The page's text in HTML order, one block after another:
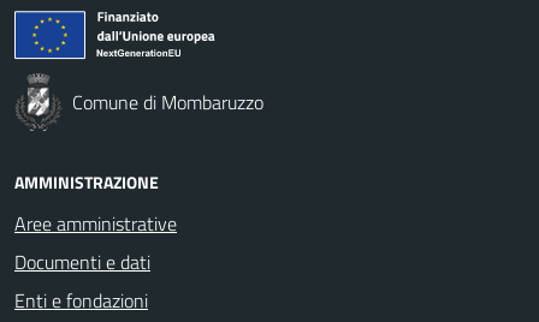
Comune di Mombaruzzo
AMMINISTRAZIONE
Aree amministrative
Documenti e dati
Enti e fondazioni